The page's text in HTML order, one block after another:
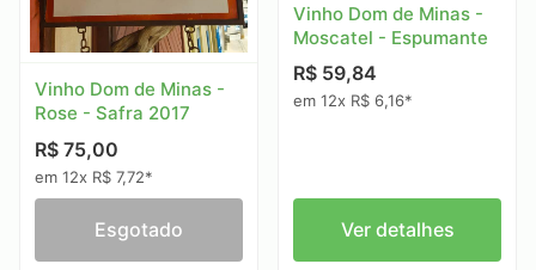
Vinho Dom de Minas -
Rose - Safra 2017
R$ 75,00
em 12x R$ 7,72*
Esgotado
Vinho Dom de Minas -
Moscatel - Espumante
R$ 59,84
em 12x R$ 6,16*
Ver detalhes